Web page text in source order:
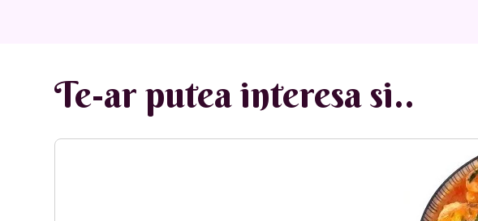
Te-ar putea interesa si..